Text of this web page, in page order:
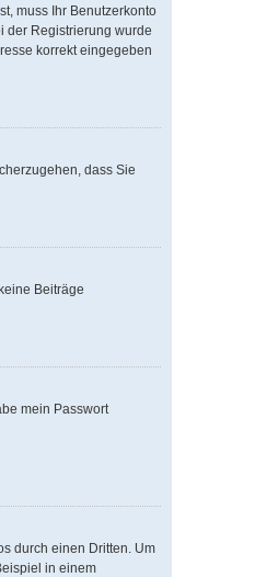
muss Ihr Benutzerkonto
der Registrierung wurde
korrekt eingegeben
dass Sie
Beiträge
mein Passwort
durch einen Dritten. Um
in einem